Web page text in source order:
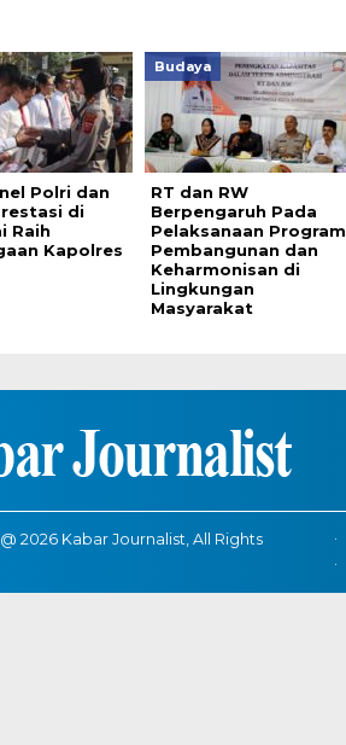
Polri dan
di
Raih
Kapolres
Budaya
RT dan RW
Berpengaruh Pada
Pelaksanaan Program
Pembangunan dan
Keharmonisan di
Lingkungan
Masyarakat
2026 Kabar Journalist, All Rights